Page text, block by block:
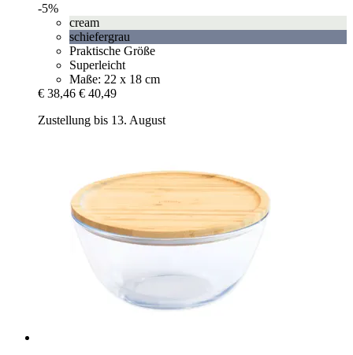
-5%
cream
schiefergrau
Praktische Größe
Superleicht
Maße: 22 x 18 cm
€ 38,46 € 40,49
Zustellung bis 13. August